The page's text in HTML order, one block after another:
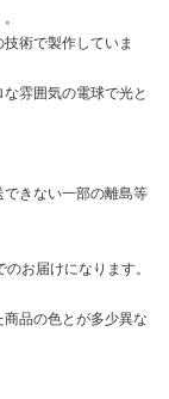
術で製作していま
雰囲気の電球で光と
きない一部の離島等
お届けになります。
品の色とが多少異な